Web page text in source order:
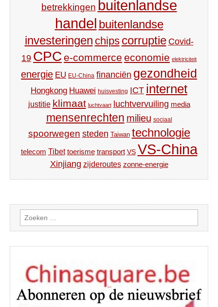
betrekkingen buitenlandse
handel buitenlandse
investeringen chips corruptie Covid-
19 CPC e-commerce economie elektriciteit
energie EU EU-China financiën gezondheid
Hongkong Huawei huisvesting ICT internet
justitie klimaat luchtvaart luchtvervuiling media
mensenrechten milieu sociaal
spoorwegen steden Taiwan technologie
telecom Tibet toerisme transport VS VS-China
Xinjiang zijderoutes zonne-energie
Zoeken
naar: